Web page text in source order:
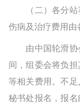
（二）各分站
伤病及治疗费用由
由中国轮滑协
间，组委会将负
等相关费用。不
秘书处报名，报